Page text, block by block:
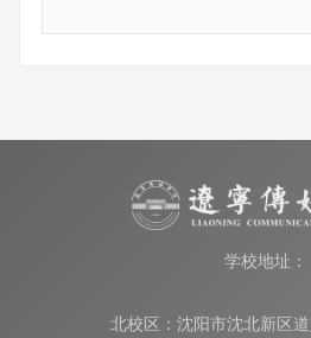
学校地址：
北校区：沈阳市沈北新区